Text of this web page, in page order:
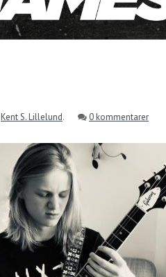
Kent S. Lillelund. 0 kommentarer